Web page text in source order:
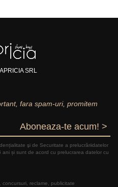
SRL
fara spam-uri, promitem
Aboneaza-te acum! >
şi de Securitate a prelucrăriidatelor
și sunt de acord cu prelucrarea datelor cu
reclame, publicitate